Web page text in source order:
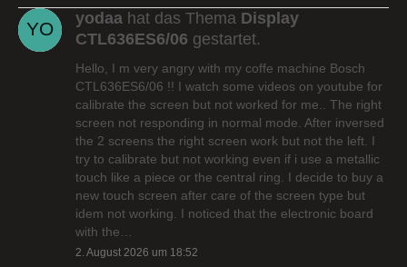
yodaa hat das Thema Display
CTL636ES6/06 gestartet.
Hello, I m very angry with my coffe machine Bosch
CTL636ES6/06 !! I watch some videos on youtube for
calibrate the screen but not worked for me.. The right
screen not responding in normal mode. After inversed
the 2 screens the right screen work but not the left. I
try to calibrate but not working even if i use a metallic
touch like a piece or the central ring. I decide to buy a
new touch screen after care of the screen type but
idem not working. I noticed that the electronic board
with the…
2. August 2026 um 18:52